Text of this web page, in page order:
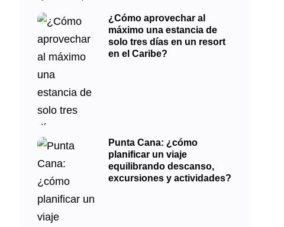
¿Cómo aprovechar al
máximo una estancia de
solo tres días en un resort
en el Caribe?
Punta Cana: ¿cómo
planificar un viaje
equilibrando descanso,
excursiones y actividades?